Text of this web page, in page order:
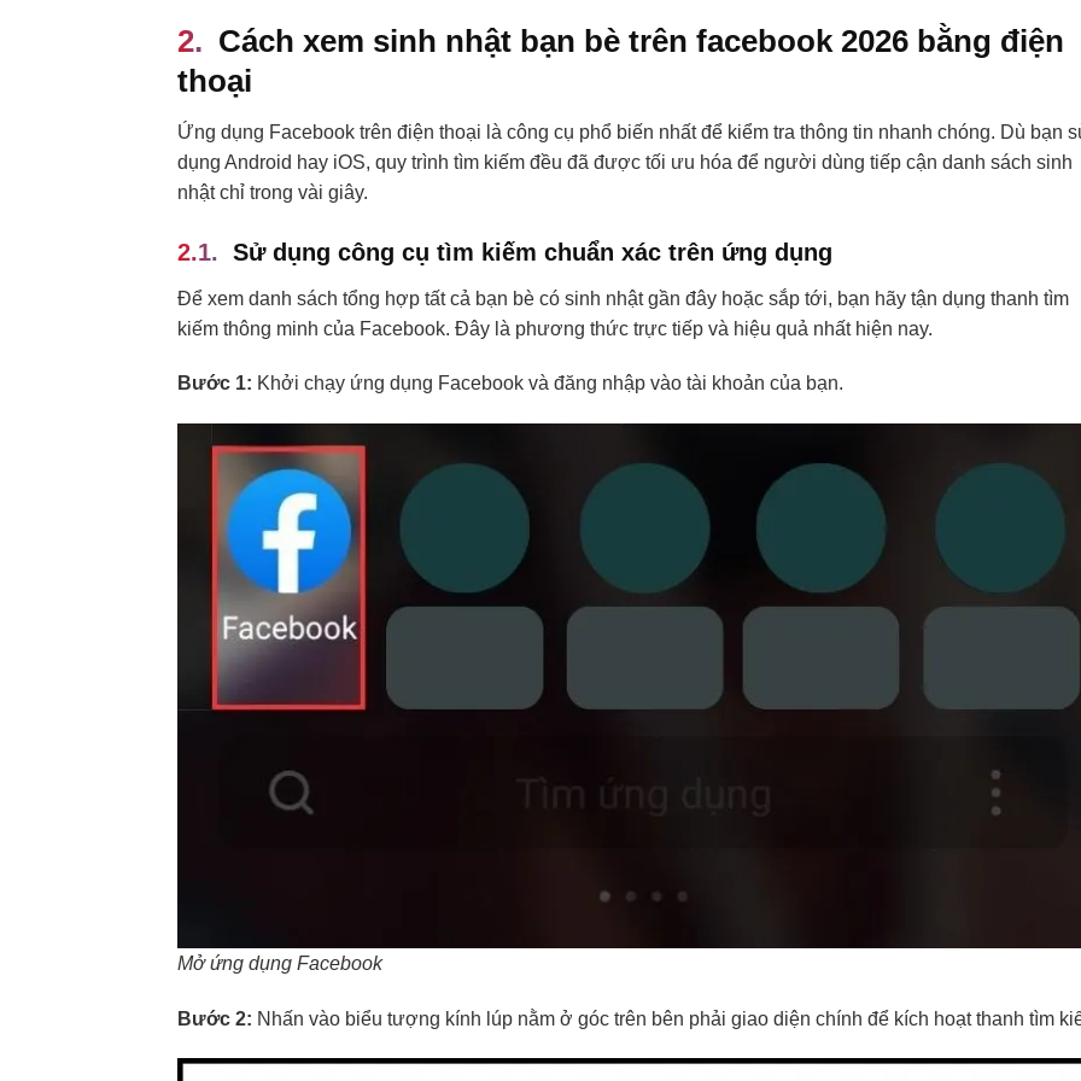
Cách xem sinh nhật bạn bè trên facebook 2026 bằng điện
thoại
Ứng dụng Facebook trên điện thoại là công cụ phổ biến nhất để kiểm tra thông tin nhanh chóng. Dù bạn
dụng Android hay iOS, quy trình tìm kiếm đều đã được tối ưu hóa để người dùng tiếp cận danh sách sinh
nhật chỉ trong vài giây.
Sử dụng công cụ tìm kiếm chuẩn xác trên ứng dụng
Để xem danh sách tổng hợp tất cả bạn bè có sinh nhật gần đây hoặc sắp tới, bạn hãy tận dụng thanh tìm
kiếm thông minh của Facebook. Đây là phương thức trực tiếp và hiệu quả nhất hiện nay.
Bước 1: Khởi chạy ứng dụng Facebook và đăng nhập vào tài khoản của bạn.
Mở ứng dụng Facebook
Bước 2: Nhấn vào biểu tượng kính lúp nằm ở góc trên bên phải giao diện chính để kích hoạt thanh tìm